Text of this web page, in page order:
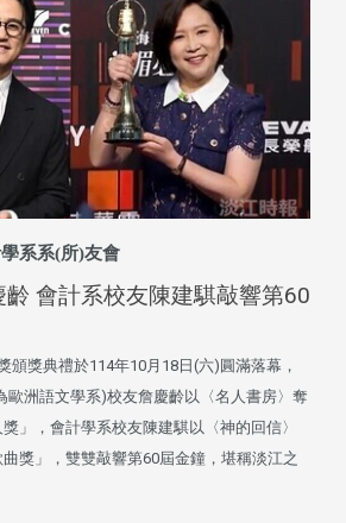
系系(所)友會
會計系校友陳建騏敲響第60
頒獎典禮於114年10月18日(六)圓滿落幕，
歐洲語文學系)校友詹慶齡以〈名人書房〉奪
」，會計學系校友陳建騏以〈神的回信〉
獎」，雙雙敲響第60屆金鐘，堪稱淡江之